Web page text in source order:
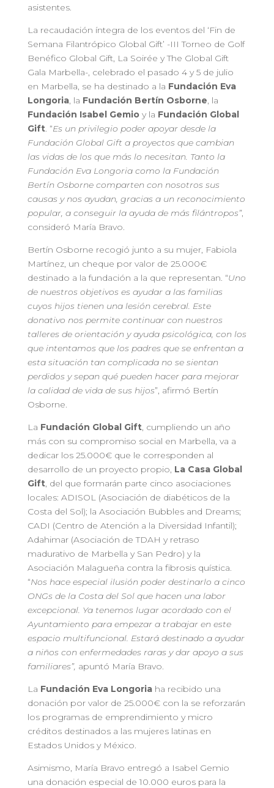
asistentes.
La recaudación íntegra de los eventos del ‘Fin de
Semana Filantrópico Global Gift’ -III Torneo de Golf
Benéfico Global Gift, La Soirée y The Global Gift
Gala Marbella-, celebrado el pasado 4 y 5 de julio
en Marbella, se ha destinado a la Fundación Eva
Longoria, la Fundación Bertín Osborne, la
Fundación Isabel Gemioy la Fundación Global
Gift. “Es un privilegio poder apoyar desde la
Fundación Global Gift a proyectos que cambian
las vidas de los que más lo necesitan. Tanto la
Fundación Eva Longoria como la Fundación
Bertín Osborne comparten con nosotros sus
causas y nos ayudan, gracias a un reconocimiento
popular, a conseguir la ayuda de más filántropos”,
consideró María Bravo.
Bertín Osborne recogió junto a su mujer, Fabiola
Martínez, un cheque por valor de 25.000€
destinado a la fundación a la que representan. “Uno
de nuestros objetivos es ayudar a las familias
cuyos hijos tienen una lesión cerebral. Este
donativo nos permite continuar con nuestros
talleres de orientación y ayuda psicológica, con los
que intentamos que los padres que se enfrentan a
esta situación tan complicada no se sientan
perdidos y sepan qué pueden hacer para mejorar
la calidad de vida de sus hijos”, afirmó Bertín
Osborne.
La Fundación Global Gift, cumpliendo un año
más con su compromiso social en Marbella, va a
dedicar los 25.000€ que le corresponden al
desarrollo de un proyecto propio, La Casa Global
Gift, del que formarán parte cinco asociaciones
locales: ADISOL (Asociación de diabéticos de la
Costa del Sol); la Asociación Bubbles and Dreams;
CADI (Centro de Atención a la Diversidad Infantil);
Adahimar (Asociación de TDAH y retraso
madurativo de Marbella y San Pedro) y la
Asociación Malagueña contra la fibrosis quística.
“Nos hace especial ilusión poder destinarlo a cinco
ONGs de la Costa del Sol que hacen una labor
excepcional. Ya tenemos lugar acordado con el
Ayuntamiento para empezar a trabajar en este
espacio multifuncional. Estará destinado a ayudar
a niños con enfermedades raras y dar apoyo a sus
familiares”, apuntó María Bravo.
La Fundación Eva Longoriaha recibido una
donación por valor de 25.000€ con la se reforzarán
los programas de emprendimiento y micro
créditos destinados a las mujeres latinas en
Estados Unidos y México.
Asimismo, María Bravo entregó a Isabel Gemio
una donación especial de 10.000 euros para la